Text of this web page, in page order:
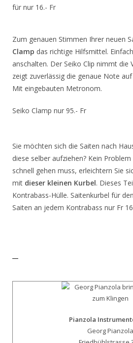
für nur 16.- Fr
Zum genauen Stimmen Ihrer neuen
Clamp das richtige Hilfsmittel.
anschalten. Der Seiko Clip nimmt die
zeigt zuverlässig die genaue Note
Mit eingebauten Metronom.
Seiko Clamp nur 95.- Fr
Sie möchten sich die Saiten nach
diese selber aufziehen? Kein
schnell gehen muss, erleichtern Sie
mit dieser kleinen Kurbel. Dieses
Kontrabass-Hülle. Saitenkurbel für
Saiten an jedem Kontrabass nur Fr
Pianzola
Georg Pianzola